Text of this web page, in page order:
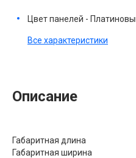
Цвет панелей -
Все характеристики
Описание
Габаритная длина
Габаритная ширина